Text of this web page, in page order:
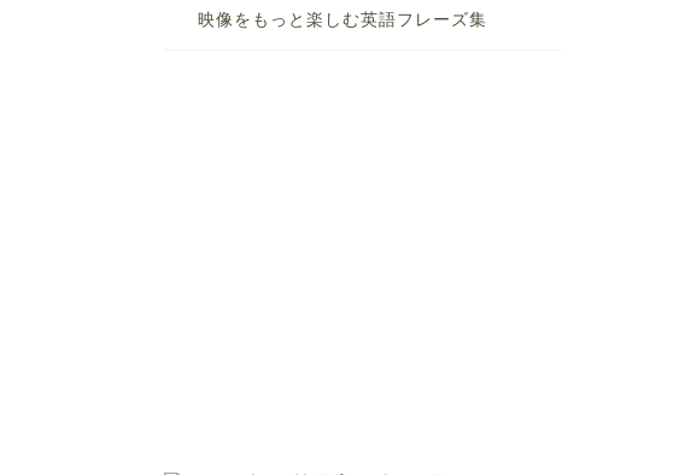
映像をもっと楽しむ英語フレーズ集